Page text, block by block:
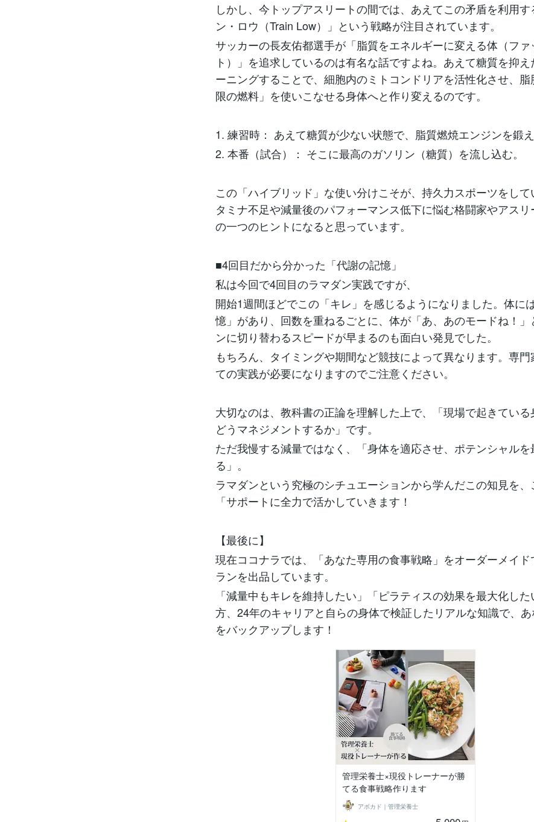
しかし、今トップアスリートの間では、あえてこの矛盾を利用す
ン・ロウ（Train Low）」という戦略が注目されています。
サッカーの長友佑都選手が「脂質をエネルギーに変える体（フ
ト）」を追求しているのは有名な話ですよね。あえて糖質を抑
ーニングすることで、細胞内のミトコンドリアを活性化させ、
限の燃料」を使いこなせる身体へと作り変えるのです。
1. 練習時： あえて糖質が少ない状態で、脂質燃焼エンジンを鍛え
2. 本番（試合）： そこに最高のガソリン（糖質）を流し込む。
この「ハイブリッド」な使い分けこそが、持久力スポーツをして
タミナ不足や減量後のパフォーマンス低下に悩む格闘家やアスリ
の一つのヒントになると思っています。
■4回目だから分かった「代謝の記憶」
私は今回で4回目のラマダン実践ですが、
開始1週間ほどでこの「キレ」を感じるようになりました。体に
憶」があり、回数を重ねるごとに、体が「あ、あのモードね！
ンに切り替わるスピードが早まるのも面白い発見でした。
もちろん、タイミングや期間など競技によって異なります。専門
ての実践が必要になりますのでご注意ください。
大切なのは、教科書の正論を理解した上で、「現場で起きている
どうマネジメントするか」です。
ただ我慢する減量ではなく、「身体を適応させ、ポテンシャルを
る」。
ラマダンという究極のシチュエーションから学んだこの知見を
「サポートに全力で活かしていきます！
【最後に】
現在ココナラでは、「あなた専用の食事戦略」をオーダーメイ
ランを出品しています。
「減量中もキレを維持したい」「ピラティスの効果を最大化した
方、24年のキャリアと自らの身体で検証したリアルな知識で、
をバックアップします！
管理栄養士×現役トレーナーが勝
てる食事戦略作ります
アボカド｜管理栄養士